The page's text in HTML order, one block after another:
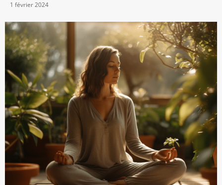
1 février 2024